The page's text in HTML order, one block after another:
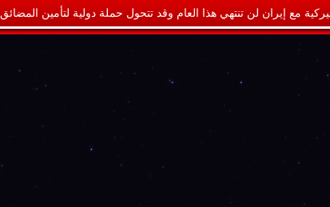
مع إيران لن تنتهي هذا العام وقد تتحول حملة دولية لتأمين المضائق